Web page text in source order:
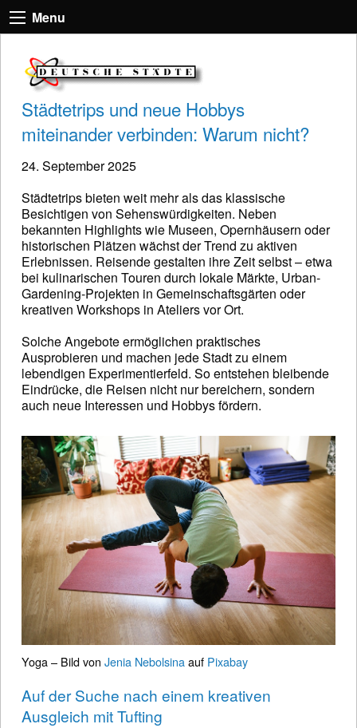
Menu
Städtetrips und neue Hobbys
miteinander verbinden: Warum nicht?
24. September 2025
Städtetrips bieten weit mehr als das klassische
Besichtigen von Sehenswürdigkeiten. Neben
bekannten Highlights wie Museen, Opernhäusern oder
historischen Plätzen wächst der Trend zu aktiven
Erlebnissen. Reisende gestalten ihre Zeit selbst – etwa
bei kulinarischen Touren durch lokale Märkte, Urban-
Gardening-Projekten in Gemeinschaftsgärten oder
kreativen Workshops in Ateliers vor Ort.
Solche Angebote ermöglichen praktisches
Ausprobieren und machen jede Stadt zu einem
lebendigen Experimentierfeld. So entstehen bleibende
Eindrücke, die Reisen nicht nur bereichern, sondern
auch neue Interessen und Hobbys fördern.
Yoga – Bild von Jenia Nebolsinaauf Pixabay
Auf der Suche nach einem kreativen
Ausgleich mit Tufting